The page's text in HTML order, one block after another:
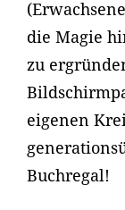
die Magie
zu
eigenen
Buchregal!